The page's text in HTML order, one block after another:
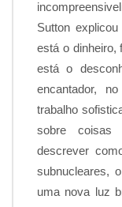
Sutton
está o dinheiro,
está o
encantador,
trabalho
sobre coisas
descrever
subnucleares,
uma nova luz